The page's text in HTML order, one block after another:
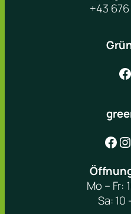
+43
Facebook
Facebook Instagram
Mo – Fr:
Sa: 10